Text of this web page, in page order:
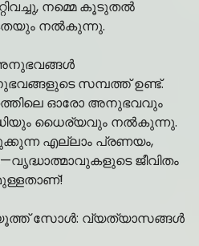
നമ്മെ കൂടുതൽ
നൽകുന്നു.
സമ്പത്ത് ഉണ്ട്.
ഓരോ അനുഭവവും
ധൈര്യവും നൽകുന്നു.
എല്ലാം പ്രണയം,
ജീവിതം
സോൾ: വ്യത്യാസങ്ങൾ